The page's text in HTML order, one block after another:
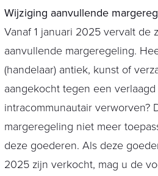
Wijziging aanvullende
Vanaf 1 januari 2025 vervalt de
aanvullende margeregeling.
(handelaar) antiek, kunst of
aangekocht tegen een
intracommunautair verworven?
margeregeling niet meer
deze goederen. Als deze
2025 zijn verkocht, mag u de